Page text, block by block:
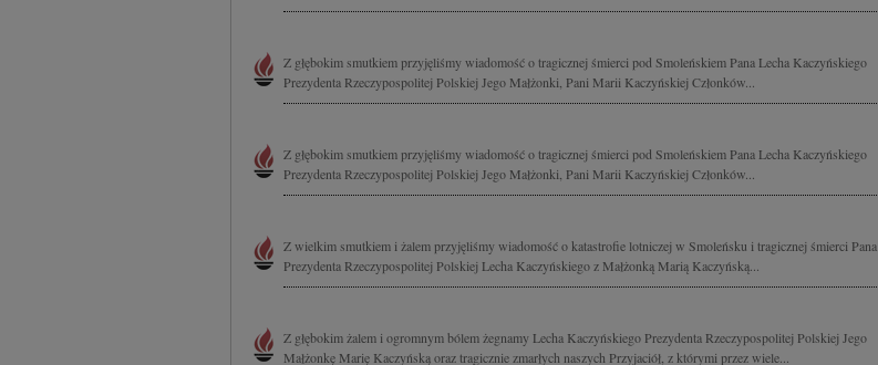
Z głębokim smutkiem przyjęliśmy wiadomość o tragicznej śmierci pod Smoleńskiem Pana Lecha Kaczyńskiego
Prezydenta Rzeczypospolitej Polskiej Jego Małżonki, Pani Marii Kaczyńskiej Członków...
Z głębokim smutkiem przyjęliśmy wiadomość o tragicznej śmierci pod Smoleńskiem Pana Lecha Kaczyńskiego
Prezydenta Rzeczypospolitej Polskiej Jego Małżonki, Pani Marii Kaczyńskiej Członków...
Z wielkim smutkiem i żalem przyjęliśmy wiadomość o katastrofie lotniczej w Smoleńsku i tragicznej śmierci Pana
Prezydenta Rzeczypospolitej Polskiej Lecha Kaczyńskiego z Małżonką Marią Kaczyńską...
Z głębokim żalem i ogromnym bólem żegnamy Lecha Kaczyńskiego Prezydenta Rzeczypospolitej Polskiej Jego
Małżonkę Marię Kaczyńską oraz tragicznie zmarłych naszych Przyjaciół, z którymi przez wiele...